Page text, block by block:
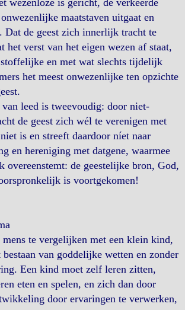
wezenloze is gericht, de verkeerde
maatstaven uitgaat en
Dat de geest zich innerlijk tracht te
het verst van het eigen wezen af staat,
en met wat slechts tijdelijk
het meest onwezenlijke ten opzichte
leed is tweevoudig: door niet-
de geest zich wél te verenigen met
is en streeft daardoor níet naar
en hereniging met datgene, waarmee
overeenstemt: de geestelijke bron, God,
is voortgekomen!
te vergelijken met een klein kind,
van goddelijke wetten en zonder
Een kind moet zelf leren zitten,
eten en spelen, en zich dan door
door ervaringen te verwerken,